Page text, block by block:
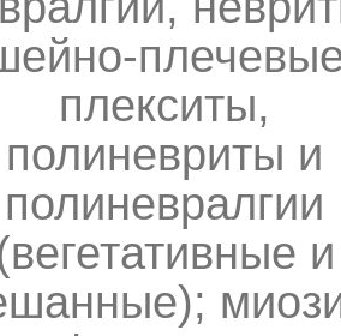
плекситы,
полиневриты и
полиневралгии
и